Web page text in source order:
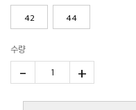
42 44
수량
- 1 +